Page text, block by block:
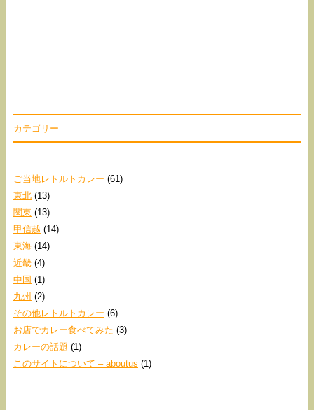
カテゴリー
ご当地レトルトカレー (61)
東北(13)
関東 (13)
甲信越 (14)
東海(14)
近畿(4)
中国 (1)
九州 (2)
その他レトルトカレー (6)
お店でカレー食べてみた (3)
カレーの話題 (1)
このサイトについて – aboutus (1)